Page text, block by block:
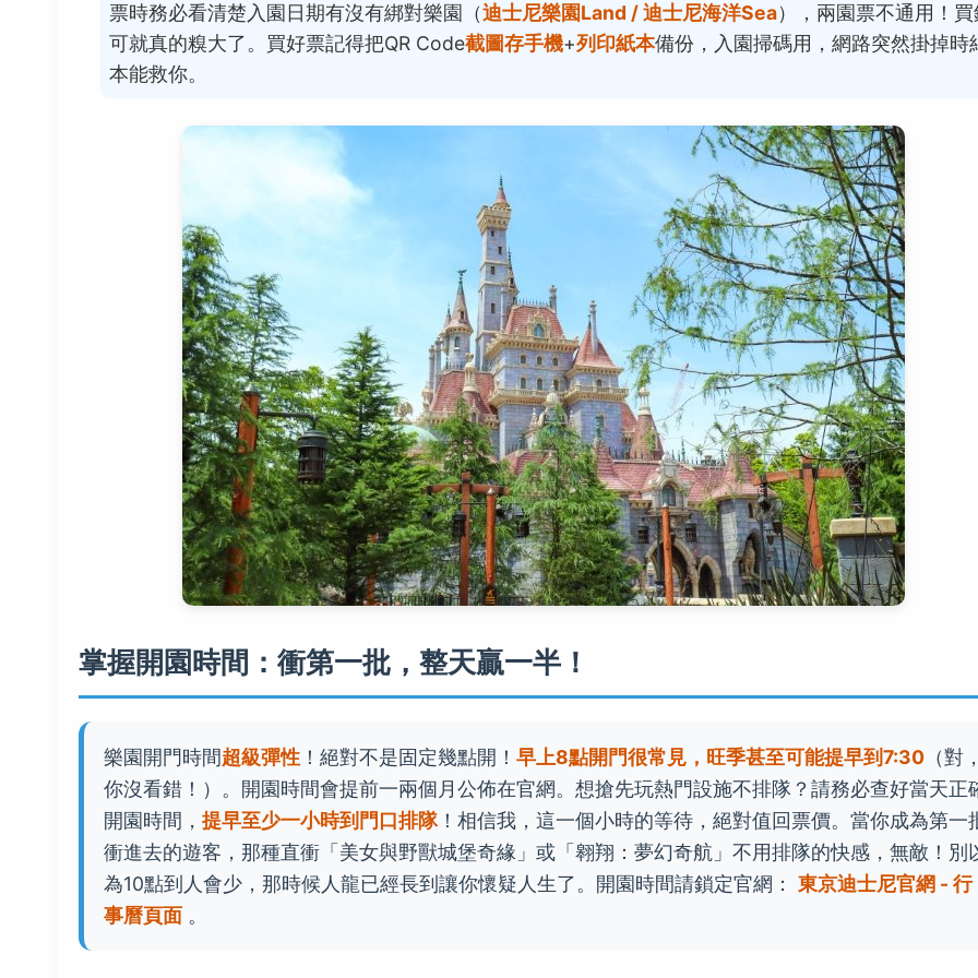
票時務必看清楚入園日期有沒有綁對樂園（迪士尼樂園Land / 迪士尼海洋Sea），兩園票不通用！買
可就真的糗大了。買好票記得把QR Code截圖存手機+列印紙本備份，入園掃碼用，網路突然掛掉時
本能救你。
掌握開園時間：衝第一批，整天贏一半！
樂園開門時間超級彈性 ！絕對不是固定幾點開！ 早上8點開門很常見，旺季甚至可能提早到7:30 （對
你沒看錯！）。開園時間會提前一兩個月公佈在官網。想搶先玩熱門設施不排隊？請務必查好當天正
開園時間， 提早至少一小時到門口排隊！相信我，這一個小時的等待，絕對值回票價。當你成為第一
衝進去的遊客，那種直衝「美女與野獸城堡奇緣」或「翱翔：夢幻奇航」不用排隊的快感，無敵！別
為10點到人會少，那時候人龍已經長到讓你懷疑人生了。開園時間請鎖定官網： 東京迪士尼官網 - 行
事曆頁面 。